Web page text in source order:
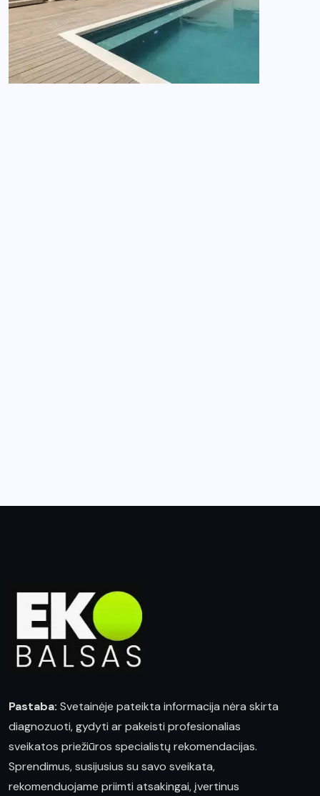
Pastaba: Svetainėje pateikta informacija nėra skirta
diagnozuoti, gydyti ar pakeisti profesionalias
sveikatos priežiūros specialistų rekomendacijas.
Sprendimus, susijusius su savo sveikata,
rekomenduojame priimti atsakingai, įvertinus